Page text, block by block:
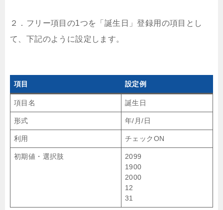
２．フリー項目の1つを「誕生日」登録用の項目とし
て、下記のように設定します。
項目 設定例
項目名 誕生日
形式 年/月/日
利用 チェックON
初期値・選択肢
2099
1900
2000
12
31